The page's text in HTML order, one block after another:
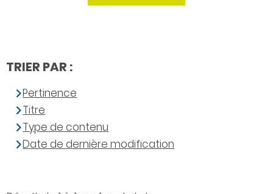
TRIER PAR :
Pertinence
Titre
Type de contenu
Date de dernière modification